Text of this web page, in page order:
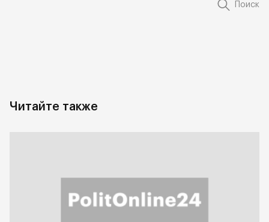
Поиск
Читайте также